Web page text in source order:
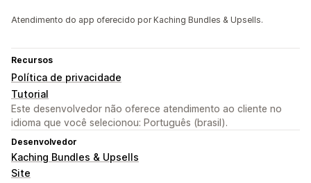
Atendimento do app oferecido por Kaching Bundles & Upsells.
Recursos
Política de privacidade
Tutorial
Este desenvolvedor não oferece atendimento ao cliente no
idioma que você selecionou: Português (brasil).
Desenvolvedor
Kaching Bundles & Upsells
Site